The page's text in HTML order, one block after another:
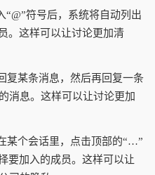
“@”符号后，系统将自动列出
。这样可以让讨论更加清
复某条消息，然后再回复一条
消息。这样可以让讨论更加
某个会话里，点击顶部的“…”
要加入的成员。这样可以让